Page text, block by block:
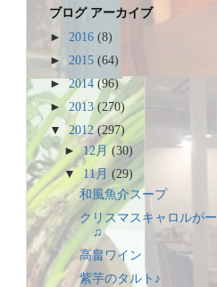
ブログ アーカイブ
► 2016 (8)
► 2015 (64)
► 2014 (96)
► 2013(270)
▼ 2012(297)
►12月(30)
▼11月(29)
和風魚介スープ
クリスマスキャロルがー
♫
高畠ワイン
紫芋のタルト♪